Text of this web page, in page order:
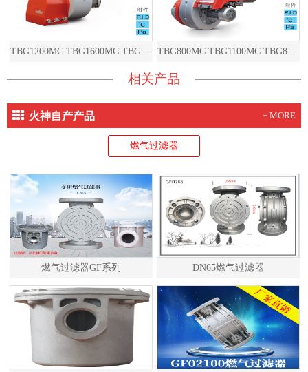
相关产品
火神自产产品 + MORE
燃气过滤器
燃气过滤器GF系列 DN65燃气过滤器